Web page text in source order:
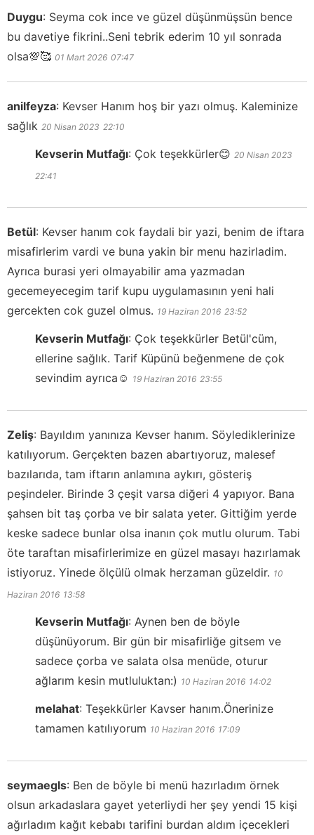
Duygu: Seyma cok ince ve güzel düşünmüşsün bence
bu davetiye fikrini..Seni tebrik ederim 10 yıl sonrada
olsa💯🥰 01 Mart 2026 07:47
anilfeyza: Kevser Hanım hoş bir yazı olmuş. Kaleminize
sağlık 20 Nisan 2023 22:10
Kevserin Mutfağı: Çok teşekkürler😊 20 Nisan 2023
22:41
Betül: Kevser hanım cok faydali bir yazi, benim de iftara
misafirlerim vardi ve buna yakin bir menu hazirladim.
Ayrıca burasi yeri olmayabilir ama yazmadan
gecemeyecegim tarif kupu uygulamasının yeni hali
gercekten cok guzel olmus. 19 Haziran 2016 23:52
Kevserin Mutfağı: Çok teşekkürler Betül'cüm,
ellerine sağlık. Tarif Küpünü beğenmene de çok
sevindim ayrıca☺️ 19 Haziran 2016 23:55
Zeliş: Bayıldım yanınıza Kevser hanım. Söylediklerinize
katılıyorum. Gerçekten bazen abartıyoruz, malesef
bazılarıda, tam iftarın anlamına aykırı, gösteriş
peşindeler. Birinde 3 çeşit varsa diğeri 4 yapıyor. Bana
şahsen bit taş çorba ve bir salata yeter. Gittiğim yerde
keske sadece bunlar olsa inanın çok mutlu olurum. Tabi
öte taraftan misafirlerimize en güzel masayı hazırlamak
istiyoruz. Yinede ölçülü olmak herzaman güzeldir. 10
Haziran 2016 13:58
Kevserin Mutfağı: Aynen ben de böyle
düşünüyorum. Bir gün bir misafirliğe gitsem ve
sadece çorba ve salata olsa menüde, oturur
ağlarım kesin mutluluktan:) 10 Haziran 2016 14:02
melahat: Teşekkürler Kavser hanım.Önerinize
tamamen katılıyorum 10 Haziran 2016 17:09
seymaegls: Ben de böyle bi menü hazırladım örnek
olsun arkadaslara gayet yeterliydi her şey yendi 15 kişi
ağırladım kağıt kebabı tarifini burdan aldım içecekleri